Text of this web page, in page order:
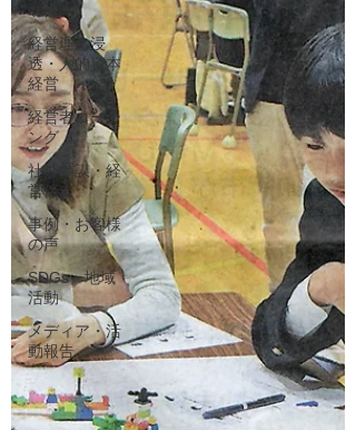
研修
経営理念浸
透・人的資本
経営
経営者コーチ
ング
社外参謀・経
営伴走
事例・お客様
の声
SDGs・地域
活動
メディア・活
動報告